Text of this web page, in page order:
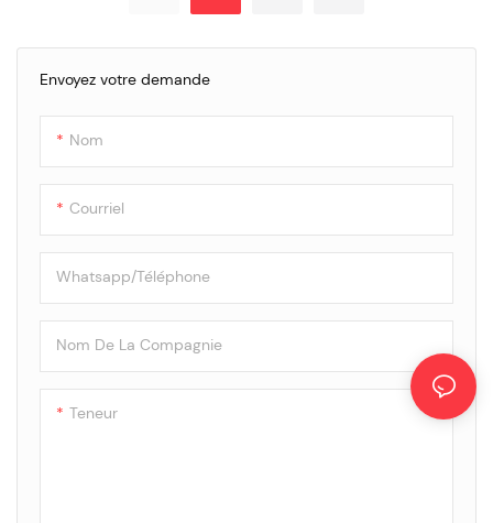
Envoyez votre demande
Nom
Courriel
Whatsapp/Téléphone
Nom De La Compagnie
Teneur
servir de délicieux repas avec
style